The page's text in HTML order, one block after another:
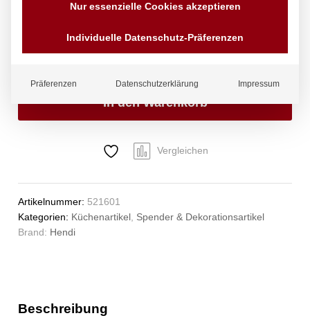
Aluminiumschaufel,
(L)310mm
Anzahl
In den Warenkorb
Vergleichen
Artikelnummer: 521601
Kategorien: Küchenartikel Spender & Dekorationsartikel
Brand: Hendi
Beschreibung
Nur essenzielle Cookies akzeptieren
Individuelle Datenschutz-Präferenzen
Präferenzen Datenschutzerklärung Impressum